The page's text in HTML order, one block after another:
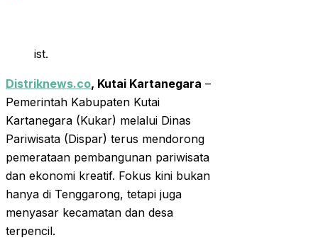
ist.
Distriknews.co, Kutai Kartanegara –
Pemerintah Kabupaten Kutai
Kartanegara (Kukar) melalui Dinas
Pariwisata (Dispar) terus mendorong
pemerataan pembangunan pariwisata
dan ekonomi kreatif. Fokus kini bukan
hanya di Tenggarong, tetapi juga
menyasar kecamatan dan desa
terpencil.